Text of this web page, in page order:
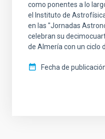
como ponentes a lo
el Instituto de
en las "Jornadas
celebran su
de Almería con un ciclo
Fecha de